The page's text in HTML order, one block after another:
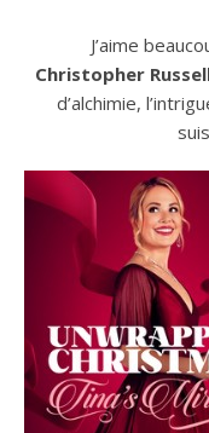
J’aime
Christopher
d’alchimie,